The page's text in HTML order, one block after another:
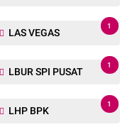
LAS VEGAS
1
LBUR SPI PUSAT
1
LHP BPK
1